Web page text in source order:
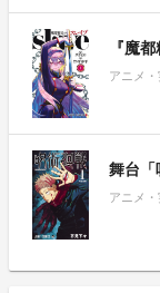
『魔
アニメ
舞台「
アニメ